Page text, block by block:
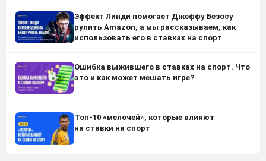
Эффект Линди помогает Джеффу Безосу
рулить Amazon, а мы рассказываем, как
использовать его в ставках на спорт
Ошибка выжившего в ставках на спорт. Что
это и как может мешать игре?
Топ-10 «мелочей», которые влияют
на ставки на спорт